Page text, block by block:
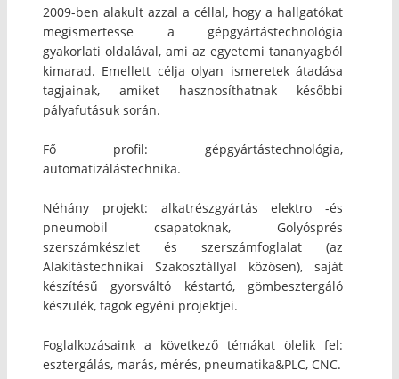
2009-ben alakult azzal a céllal, hogy a hallgatókat
megismertesse a gépgyártástechnológia
gyakorlati oldalával, ami az egyetemi tananyagból
kimarad. Emellett célja olyan ismeretek átadása
tagjainak, amiket hasznosíthatnak későbbi
pályafutásuk során.
Fő profil: gépgyártástechnológia,
automatizálástechnika.
Néhány projekt: alkatrészgyártás elektro -és
pneumobil csapatoknak, Golyósprés
szerszámkészlet és szerszámfoglalat (az
Alakítástechnikai Szakosztállyal közösen), saját
készítésű gyorsváltó késtartó, gömbesztergáló
készülék, tagok egyéni projektjei.
Foglalkozásaink a következő témákat ölelik fel:
esztergálás, marás, mérés, pneumatika&PLC, CNC.